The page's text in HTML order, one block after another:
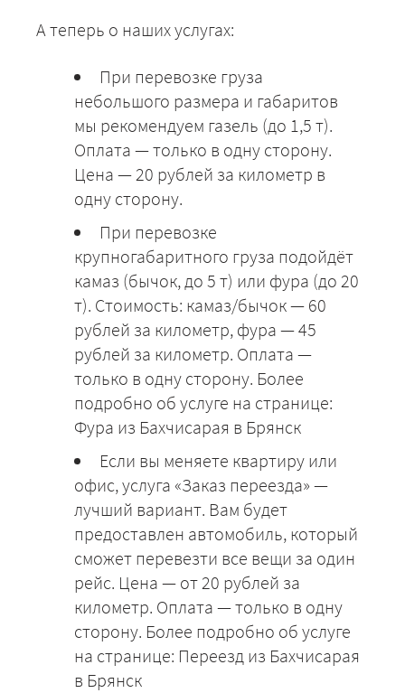
А теперь о наших услугах:
При перевозке груза
небольшого размера и габаритов
мы рекомендуем газель (до 1,5 т).
Оплата — только в одну сторону.
Цена — 20 рублей за километр в
одну сторону.
При перевозке
крупногабаритного груза подойдёт
камаз (бычок, до 5 т) или фура (до 20
т). Стоимость: камаз/бычок — 60
рублей за километр, фура — 45
рублей за километр. Оплата —
только в одну сторону. Более
подробно об услуге на странице:
Фура из Бахчисарая в Брянск
Если вы меняете квартиру или
офис, услуга «Заказ переезда» —
лучший вариант. Вам будет
предоставлен автомобиль, который
сможет перевезти все вещи за один
рейс. Цена — от 20 рублей за
километр. Оплата — только в одну
сторону. Более подробно об услуге
на странице: Переезд из Бахчисарая
в Брянск